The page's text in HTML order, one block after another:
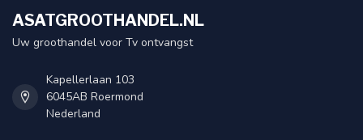
ASATGROOTHANDEL.NL
Uw groothandel voor Tv ontvangst
Kapellerlaan 103
6045AB Roermond
Nederland